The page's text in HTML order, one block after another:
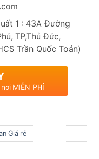
1 : 43A Đường
TP,Thủ Đức,
Trần Quốc Toản)
MIỄN PHÍ
Giá rẻ